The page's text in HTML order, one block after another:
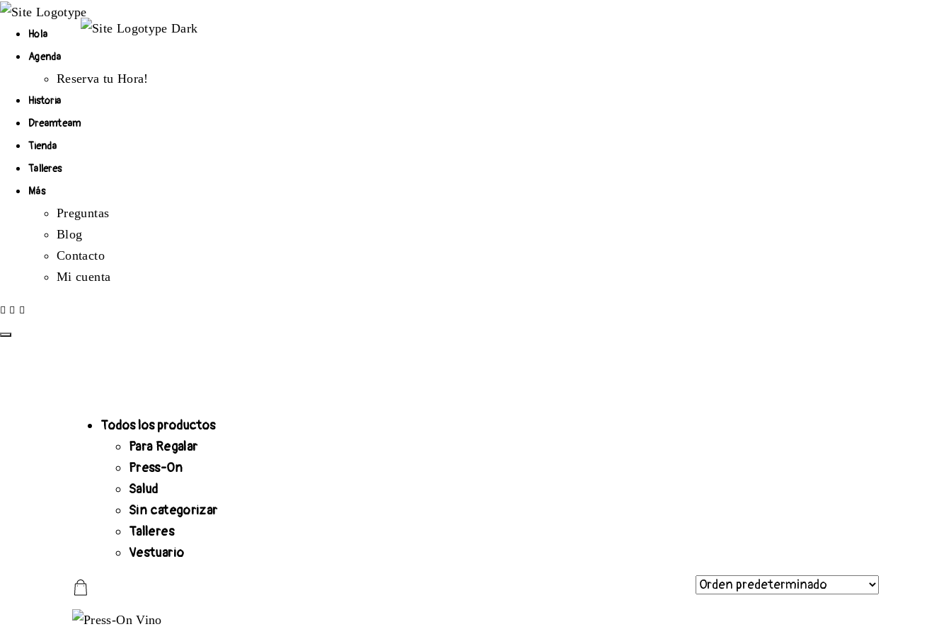
Hola
Agenda
Reserva tu Hora!
Historia
Dreamteam
Tienda
Talleres
Más
Preguntas
Blog
Contacto
Mi cuenta
Todos los productos
Para Regalar
Press-On
Salud
Sin categorizar
Talleres
Vestuario